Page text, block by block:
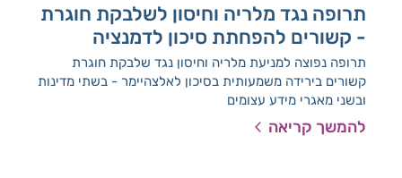
תרופה נגד מלריה וחיסון לשלבקת חוגרת
- קשורים להפחתת סיכון לדמנציה
תרופה נפוצה למניעת מלריה וחיסון נגד שלבקת חוגרת
קשורים בירידה משמעותית בסיכון לאלצהיימר - בשתי מדינות
ובשני מאגרי מידע עצומים
להמשך קריאה